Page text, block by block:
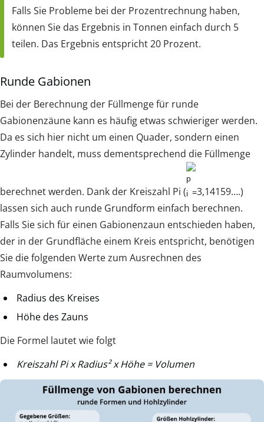
Falls Sie Probleme bei der Prozentrechnung haben,
können Sie das Ergebnis in Tonnen einfach durch 5
teilen. Das Ergebnis entspricht 20 Prozent.
Runde Gabionen
Bei der Berechnung der Füllmenge für runde
Gabionenzäune kann es häufig etwas schwieriger werden.
Da es sich hier nicht um einen Quader, sondern einen
Zylinder handelt, muss dementsprechend die Füllmenge
berechnet werden. Dank der Kreiszahl Pi ( =3,14159….)
lassen sich auch runde Grundform einfach berechnen.
Falls Sie sich für einen Gabionenzaun entschieden haben,
der in der Grundfläche einem Kreis entspricht, benötigen
Sie die folgenden Werte zum Ausrechnen des
Raumvolumens:
Radius des Kreises
Höhe des Zauns
Die Formel lautet wie folgt
Kreiszahl Pi x Radius² x Höhe = Volumen